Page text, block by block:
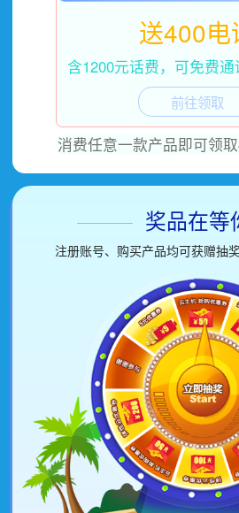
送400电
含1200元话费，可免费通
前往领取
消费任意一款产品即可领
奖品在等
注册账号、购买产品均可获赠抽奖